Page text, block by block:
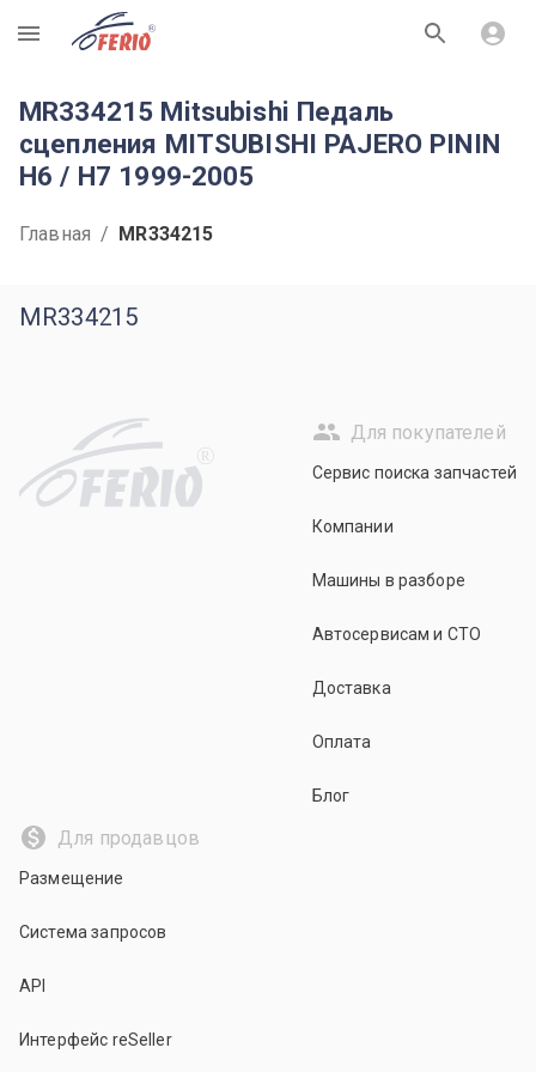
R
MR334215 Mitsubishi Педаль
сцепления MITSUBISHI PAJERO PININ
H6 / H7 1999-2005
Главная / MR334215
MR334215
R
Для покупателей
Сервис поиска запчастей
Компании
Машины в разборе
Автосервисам и СТО
Доставка
Оплата
Блог
Для продавцов
Размещение
Система запросов
API
Интерфейс reSeller